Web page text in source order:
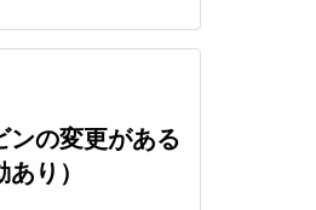
ンの変更がある
り）